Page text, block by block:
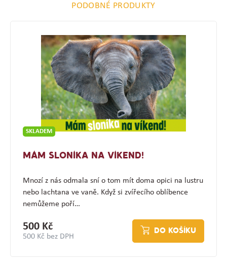
PODOBNÉ PRODUKTY
SKLADEM
MÁM SLONÍKA NA VÍKEND!
Mnozí z nás odmala sní o tom mít doma opici na lustru
nebo lachtana ve vaně. Když si zvířecího oblíbence
nemůžeme poří…
500 Kč
500 Kč bez DPH
DO KOŠÍKU